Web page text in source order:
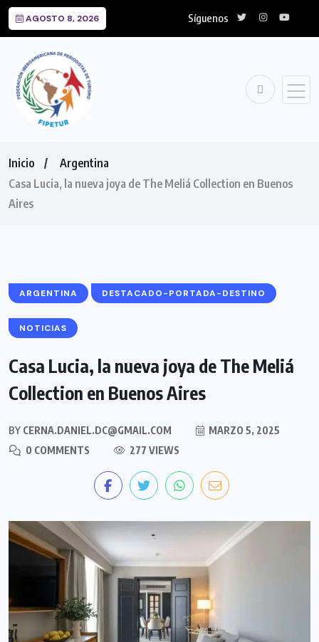
AGOSTO 8, 2026 Síguenos
Inicio
Argentina
Casa Lucia, la nueva joya de The Meliá Collection en Buenos
Aires
ARGENTINA DESTACADO-PORTADA-DESTINO
NOTICIAS
Casa Lucia, la nueva joya de The Meliá
Collection en Buenos Aires
BY CERNA.DANIEL.DC@GMAIL.COM
MARZO 5, 2025
0 COMMENTS
277 VIEWS